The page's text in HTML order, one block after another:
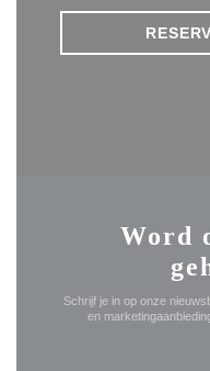
Word
Schrijf je in op onze
en